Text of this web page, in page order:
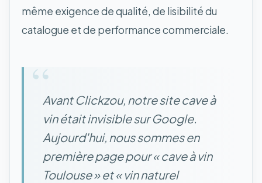
même exigence de qualité, de lisibilité du
catalogue et de performance commerciale.
“Avant Clickzou, notre site cave à
vin était invisible sur Google.
Aujourd'hui, nous sommes en
première page pour « cave à vin
Toulouse » et « vin naturel